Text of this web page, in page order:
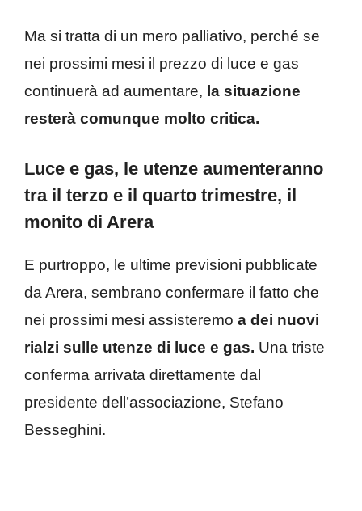
Ma si tratta di un mero palliativo, perché se
nei prossimi mesi il prezzo di luce e gas
continuerà ad aumentare, la situazione
resterà comunque molto critica.
Luce e gas, le utenze aumenteranno
tra il terzo e il quarto trimestre, il
monito di Arera
E purtroppo, le ultime previsioni pubblicate
da Arera, sembrano confermare il fatto che
nei prossimi mesi assisteremo a dei nuovi
rialzi sulle utenze di luce e gas. Una triste
conferma arrivata direttamente dal
presidente dell’associazione, Stefano
Besseghini.